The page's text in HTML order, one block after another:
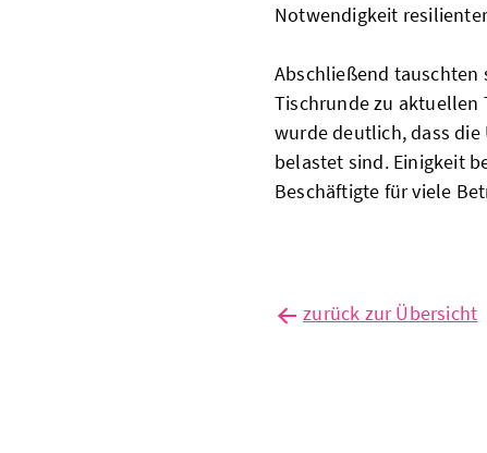
Notwendigkeit
Abschließend tauschten
Tischrunde zu aktuellen
wurde deutlich, dass
belastet sind. Einigkeit
Beschäftigte für viele
zurück zur Übersicht